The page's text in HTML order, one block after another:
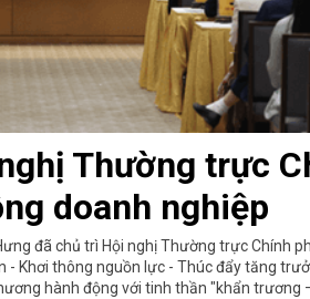
Thường trực
doanh nghiệp
đã chủ trì Hội nghị Thường trực Chính
- Khơi thông nguồn lực - Thúc đẩy tăng
hành động với tinh thần "khẩn trương